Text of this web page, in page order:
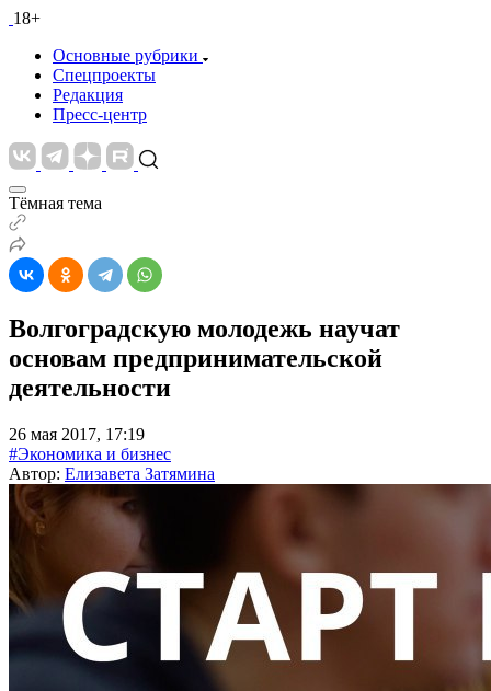
18+
Основные рубрики
Спецпроекты
Редакция
Пресс-центр
Тёмная тема
Волгоградскую молодежь научат
основам предпринимательской
деятельности
26 мая 2017, 17:19
#Экономика и бизнес
Автор: Елизавета Затямина